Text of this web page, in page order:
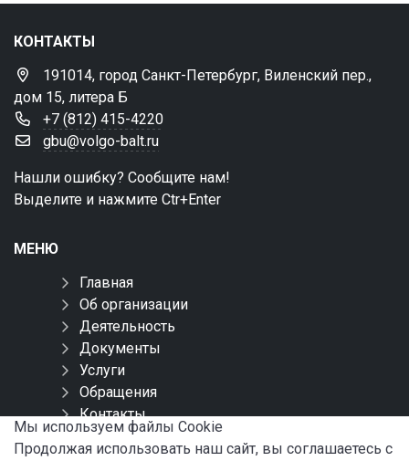
КОНТАКТЫ
191014, город Санкт-Петербург, Виленский пер.,
дом 15, литера Б
+7 (812) 415-4220
gbu@volgo-balt.ru
Нашли ошибку? Сообщите нам!
Выделите и нажмите Ctr+Enter
МЕНЮ
Главная
Об организации
Деятельность
Документы
Услуги
Обращения
Контакты
Карта сайта
Мы используем файлы Сookie
Продолжая использовать наш сайт, вы соглашаетесь с